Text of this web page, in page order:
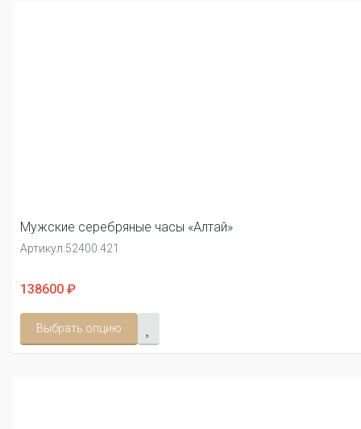
Мужские серебряные часы «Алтай»
Артикул:52400.421
138600 ₽
Выбрать опцию